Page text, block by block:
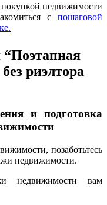
недвижимости
с пошаговой
риэлтора
и подготовка
позаботьтесь
недвижимости.
недвижимости вам